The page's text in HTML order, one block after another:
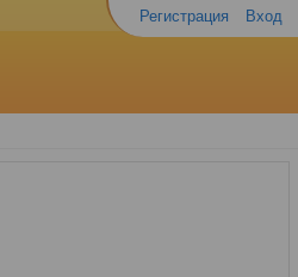
Регистрация Вход